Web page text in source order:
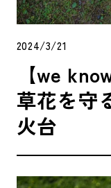
2024/3/21
【we
草花を守
火台